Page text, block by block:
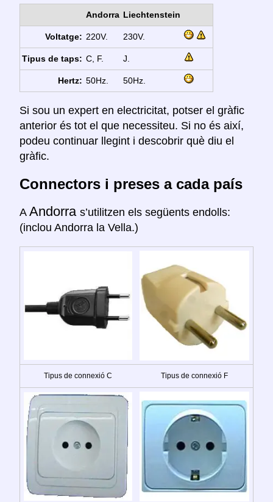
Andorra Liechtenstein
Voltatge: 220V. 230V.
Tipus de taps: C, F. J.
Hertz: 50Hz. 50Hz.
Si sou un expert en electricitat, potser el gràfic
anterior és tot el que necessiteu. Si no és així,
podeu continuar llegint i descobrir què diu el
gràfic.
Connectors i preses a cada país
A Andorra s’utilitzen els següents endolls:
(inclou Andorra la Vella.)
Tipus de connexió C Tipus de connexió F